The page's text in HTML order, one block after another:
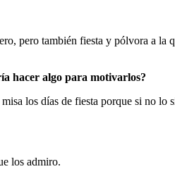
pero también fiesta y pólvora a la
hacer algo para motivarlos?
los días de fiesta porque si no
los admiro.